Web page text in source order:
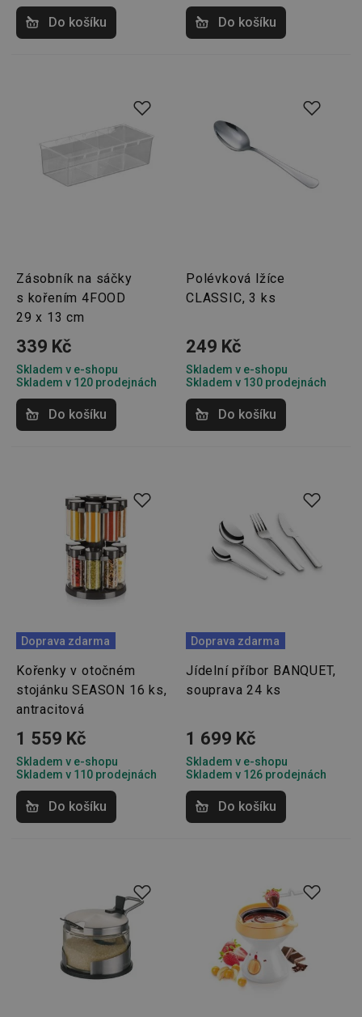
Do košíku Do košíku
Zásobník na sáčky
s kořením 4FOOD
29 x 13 cm
339 Kč
Skladem v e-shopu
Skladem v 120 prodejnách
Do košíku
Polévková lžíce
CLASSIC, 3 ks
249 Kč
Skladem v e-shopu
Skladem v 130 prodejnách
Do košíku
Doprava zdarma
Kořenky v otočném
stojánku SEASON 16 ks,
antracitová
1 559 Kč
Skladem v e-shopu
Skladem v 110 prodejnách
Do košíku
Doprava zdarma
Jídelní příbor BANQUET,
souprava 24 ks
1 699 Kč
Skladem v e-shopu
Skladem v 126 prodejnách
Do košíku